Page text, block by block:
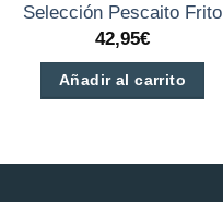
Selección Pescaito Frito
42,95€
Añadir al carrito